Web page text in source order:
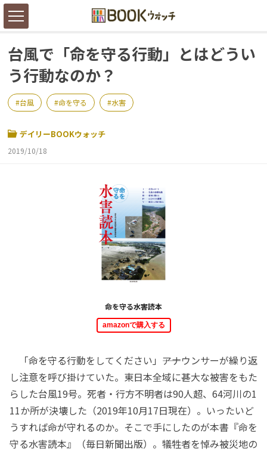
台風で「命を守る行動」とはどうい
う行動なのか？
台風 命を守る 水害
デイリーBOOKウォッチ
2019/10/18
命を守る水害読本
amazonで購入する
「命を守る行動をしてください」――アナウンサーが繰り返
し注意を呼び掛けていた。東日本全域に甚大な被害をもた
らした台風19号。死者・行方不明者は90人超、64河川の1
11か所が決壊した（2019年10月17日現在）。いったいど
うすれば命が守れるのか。そこで手にしたのが本書『命を
守る水害読本』（毎日新聞出版）。犠牲者を悼み被災地の